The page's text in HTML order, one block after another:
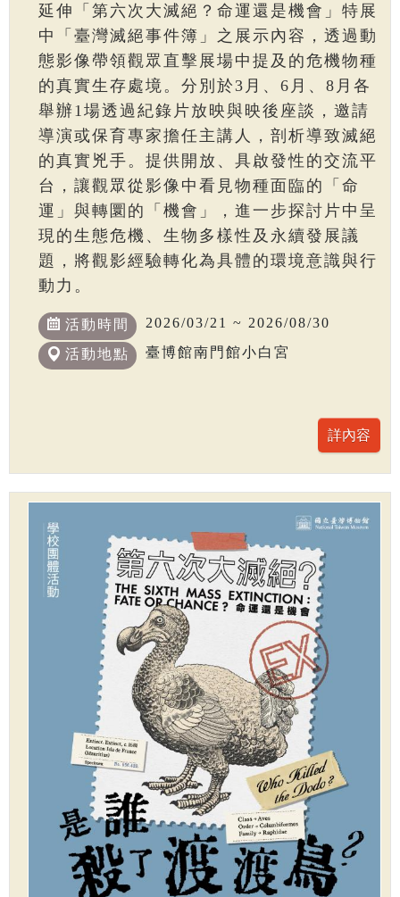
延伸「第六次大滅絕？命運還是機會」特展
中「臺灣滅絕事件簿」之展示內容，透過動
態影像帶領觀眾直擊展場中提及的危機物種
的真實生存處境。分別於3月、6月、8月各
舉辦1場透過紀錄片放映與映後座談，邀請
導演或保育專家擔任主講人，剖析導致滅絕
的真實兇手。提供開放、具啟發性的交流平
台，讓觀眾從影像中看見物種面臨的「命
運」與轉圜的「機會」，進一步探討片中呈
現的生態危機、生物多樣性及永續發展議
題，將觀影經驗轉化為具體的環境意識與行
動力。
活動時間 2026/03/21 ~ 2026/08/30
活動地點 臺博館南門館小白宮